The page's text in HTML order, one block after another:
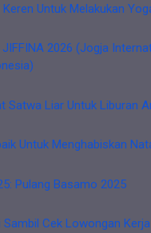
Untuk Melakukan
JIFFINA 2026 (Jogja
Satwa Liar Untuk Liburan
Untuk Menghabiskan
Pulang Basamo 2025
Sambil Cek Lowongan